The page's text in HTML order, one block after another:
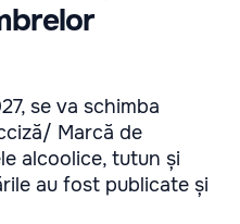
se va schimba
Marcă de
alcoolice, tutun și
au fost publicate și